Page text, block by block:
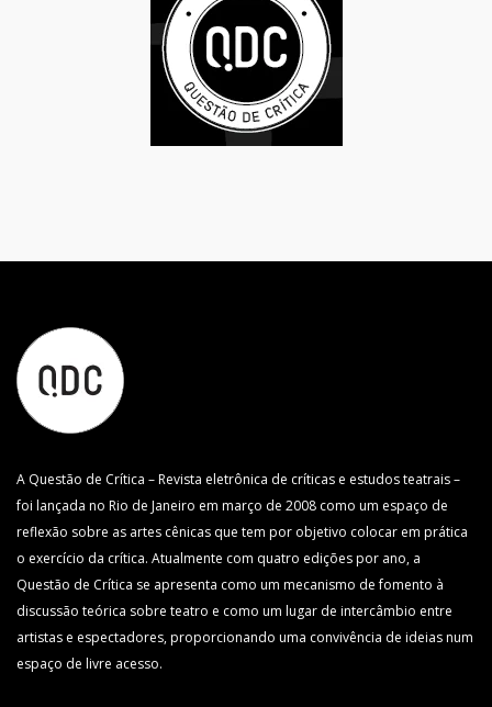
A Questão de Crítica – Revista eletrônica de críticas e estudos teatrais –
foi lançada no Rio de Janeiro em março de 2008 como um espaço de
reflexão sobre as artes cênicas que tem por objetivo colocar em prática
o exercício da crítica. Atualmente com quatro edições por ano, a
Questão de Crítica se apresenta como um mecanismo de fomento à
discussão teórica sobre teatro e como um lugar de intercâmbio entre
artistas e espectadores, proporcionando uma convivência de ideias num
espaço de livre acesso.